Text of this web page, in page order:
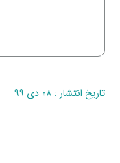
تاریخ انتشار : ۰۸ دی ۹۹